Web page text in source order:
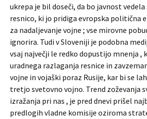
ukrepa je bil doseči, da bo javnost
resnico, ki jo pridiga evropska politična
za nadaljevanje vojne ; vse mirovne
ignorira. Tudi v Sloveniji je podobna
vsaj največji le redko dopustijo mnenja ,
uradnega razlaganja resnice in
vojne in vojaški poraz Rusije, kar bi se
tretjo svetovno vojno. Trend zoževanja
izražanja pri nas , je pred dnevi prišel
predlogih vladne komisije oziroma